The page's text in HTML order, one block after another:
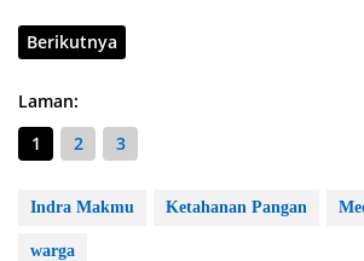
Berikutnya
Laman:
1
2 3
Indra Makmu Ketahanan Pangan
warga